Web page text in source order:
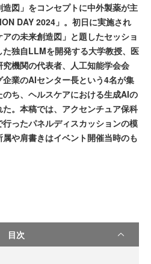
図」をコンセプトに中外製薬が主
DAY 2024」。初日に実施され
の未来創造図」と題したセッショ
独自LLMを開発する大学教授、医
機関の代表者、人工知能学会会
業のAIセンター長という4名が集
ち、ヘルスケアにおける生成AIの
。本稿では、アクセンチュア保科
ったパネルディスカッションの模
や肩書きはイベント開催当時のも
目次